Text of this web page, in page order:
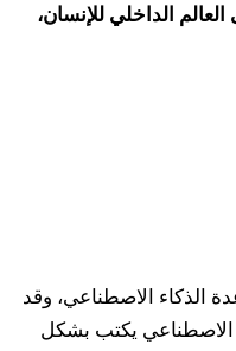
الداخلي للإنسان،
الذكاء الاصطناعي، وقد
الاصطناعي يكتب بشكل